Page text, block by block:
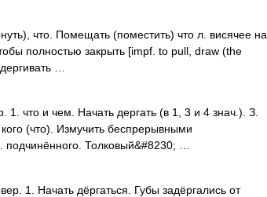
что. Помещать (поместить) что л. висячее на
полностью закрыть [impf. to pull, draw (the
…
что и чем. Начать дергать (в 1, 3 и 4 знач.). З.
(что). Измучить беспрерывными
Толковый&#8230; …
1. Начать дёргаться. Губы задёргались от